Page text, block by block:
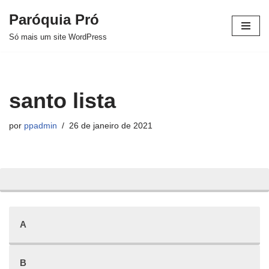
Pular
Paróquia Pró
Só mais um site WordPress
santo lista
por ppadmin 26 de janeiro de 2021
A
B